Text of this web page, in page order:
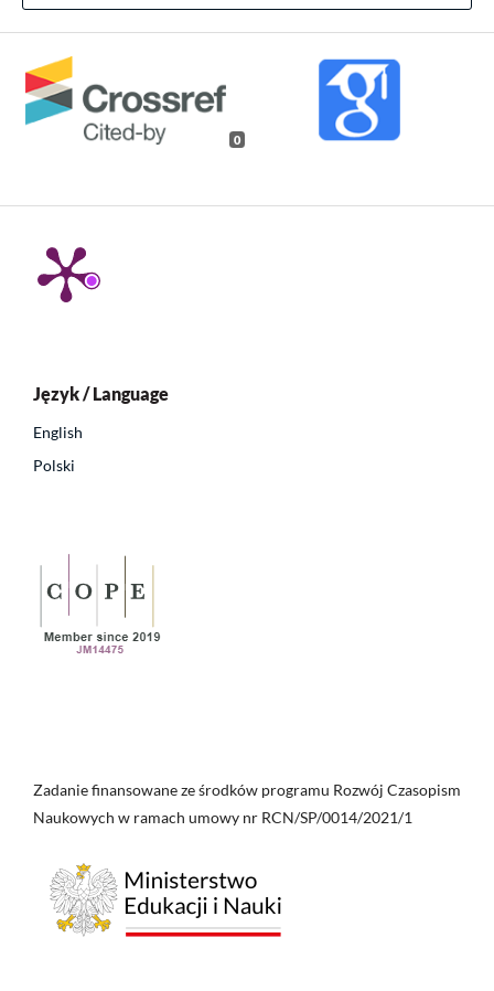
0
Język / Language
English
Polski
Zadanie finansowane ze środków programu Rozwój Czasopism
Naukowych w ramach umowy nr RCN/SP/0014/2021/1